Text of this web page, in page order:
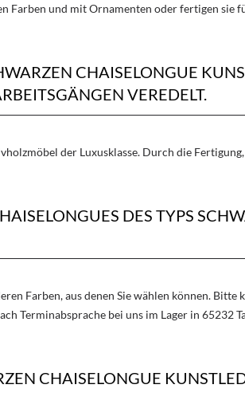
Farben und mit Ornamenten oder fertigen sie
CHAISELONGUE
VEREDELT.
der Luxusklasse. Durch die
DES TYPS
Farben, aus denen Sie wählen können.
Terminabsprache bei uns im Lager in 65232
CHAISELONGUE